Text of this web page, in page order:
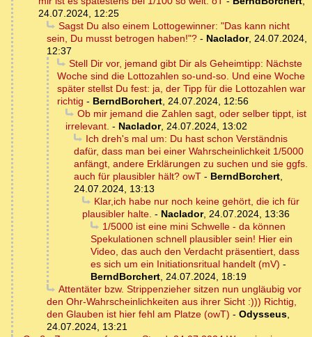
24.07.2024, 12:25
Sagst Du also einem Lottogewinner: "Das kann nicht
sein, Du musst betrogen haben!"? - Naclador, 24.07.2024,
12:37
Stell Dir vor, jemand gibt Dir als Geheimtipp: Nächste
Woche sind die Lottozahlen so-und-so. Und eine Woche
später stellst Du fest: ja, der Tipp für die Lottozahlen war
richtig - BerndBorchert, 24.07.2024, 12:56
Ob mir jemand die Zahlen sagt, oder selber tippt, ist
irrelevant. - Naclador, 24.07.2024, 13:02
Ich dreh's mal um: Du hast schon Verständnis
dafür, dass man bei einer Wahrscheinlichkeit 1/5000
anfängt, andere Erklärungen zu suchen und sie ggfs.
auch für plausibler hält? owT - BerndBorchert,
24.07.2024, 13:13
Klar,ich habe nur noch keine gehört, die ich für
plausibler halte. - Naclador, 24.07.2024, 13:36
1/5000 ist eine mini Schwelle - da können
Spekulationen schnell plausibler sein! Hier ein
Video, das auch den Verdacht präsentiert, dass
es sich um ein Initiationsritual handelt (mV) -
BerndBorchert, 24.07.2024, 18:19
Attentäter bzw. Strippenzieher sitzen nun ungläubig vor
den Ohr-Wahrscheinlichkeiten aus ihrer Sicht :))) Richtig,
den Glauben ist hier fehl am Platze (owT) - Odysseus,
24.07.2024, 13:21